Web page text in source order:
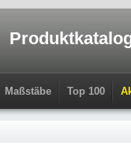
Maßstäbe Top 100